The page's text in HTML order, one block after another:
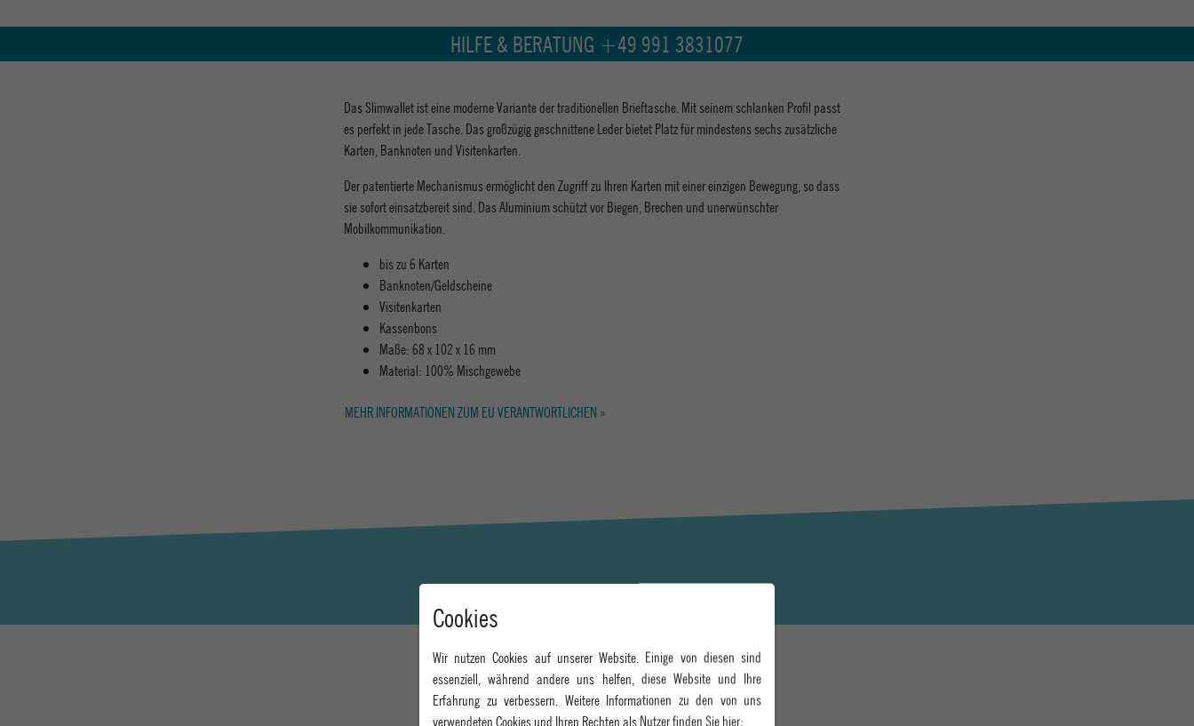
HILFE & BERATUNG +49 991 3831077
Das Slimwallet ist eine moderne Variante der traditionellen Brieftasche. Mit seinem schlanken Profil passt
es perfekt in jede Tasche. Das großzügig geschnittene Leder bietet Platz für mindestens sechs zusätzliche
Karten, Banknoten und Visitenkarten.
Der patentierte Mechanismus ermöglicht den Zugriff zu Ihren Karten mit einer einzigen Bewegung, so dass
sie sofort einsatzbereit sind. Das Aluminium schützt vor Biegen, Brechen und unerwünschter
Mobilkommunikation.
bis zu 6 Karten
Banknoten/Geldscheine
Visitenkarten
Kassenbons
Maße: 68 x 102 x 16 mm
Material: 100% Mischgewebe
MEHR INFORMATIONEN ZUM EU VERANTWORTLICHEN »
DAS KÖNNTE DIR AUCH GEFALLEN
Cookies
Wir nutzen Cookies auf unserer Website. Einige von diesen sind
essenziell, während andere uns helfen, diese Website und Ihre
Erfahrung zu verbessern. Weitere Informationen zu den von uns
verwendeten Cookies und Ihren Rechten als Nutzer finden Sie hier: